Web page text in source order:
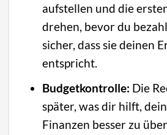
aufstellen und die
drehen, bevor du
sicher, dass sie deinen
entspricht.
Budgetkontrolle: Die
später, was dir hilft,
Finanzen besser zu